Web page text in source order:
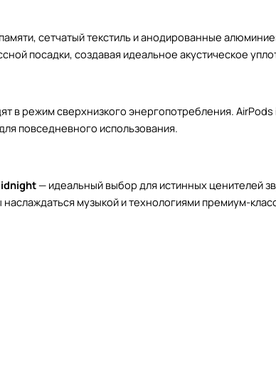
сетчатый текстиль и анодированные
посадки, создавая идеальное акустическое
в режим сверхнизкого энергопотребления.
повседневного использования.
— идеальный выбор для истинных ценителей
наслаждаться музыкой и технологиями премиум-